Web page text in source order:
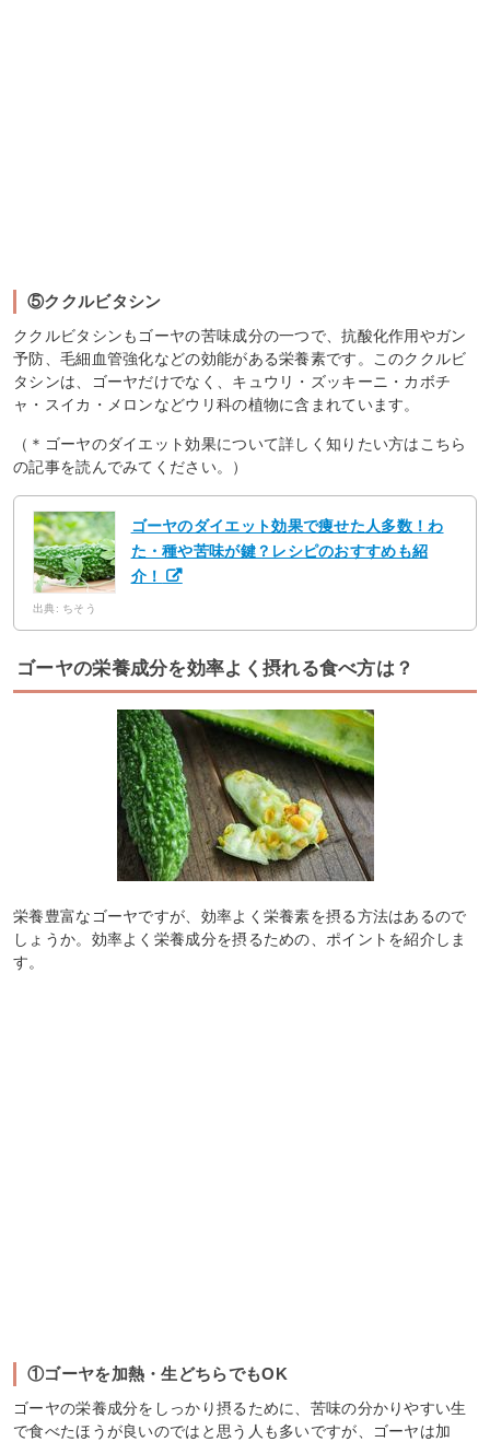
⑤ククルビタシン
ククルビタシンもゴーヤの苦味成分の一つで、抗酸化作用やガン
予防、毛細血管強化などの効能がある栄養素です。このククルビ
タシンは、ゴーヤだけでなく、キュウリ・ズッキーニ・カボチ
ャ・スイカ・メロンなどウリ科の植物に含まれています。
（＊ゴーヤのダイエット効果について詳しく知りたい方はこちら
の記事を読んでみてください。）
ゴーヤのダイエット効果で痩せた人多数！わ
た・種や苦味が鍵？レシピのおすすめも紹
介！
出典: ちそう
ゴーヤの栄養成分を効率よく摂れる食べ方は？
栄養豊富なゴーヤですが、効率よく栄養素を摂る方法はあるので
しょうか。効率よく栄養成分を摂るための、ポイントを紹介しま
す。
①ゴーヤを加熱・生どちらでもOK
ゴーヤの栄養成分をしっかり摂るために、苦味の分かりやすい生
で食べたほうが良いのではと思う人も多いですが、ゴーヤは加